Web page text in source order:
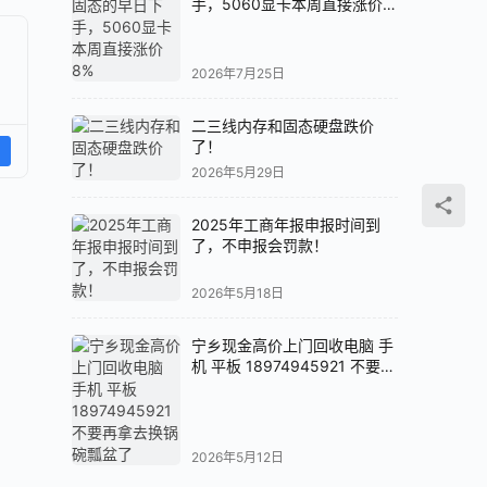
手，5060显卡本周直接涨价
2026年7月25日
二三线内存和固态硬盘跌价
了！
2026年5月29日
2025年工商年报申报时间到
了，不申报会罚款！
2026年5月18日
宁乡现金高价上门回收电脑 手
机 平板 18974945921 不要再
2026年5月12日